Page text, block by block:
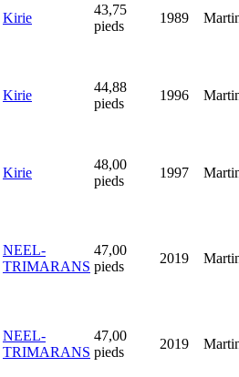
Kirie
43,75
pieds
1989
Kirie
44,88
pieds
1996
Kirie
48,00
pieds
1997
NEEL-
TRIMARANS
47,00
pieds
2019
NEEL-
TRIMARANS
47,00
pieds
2019